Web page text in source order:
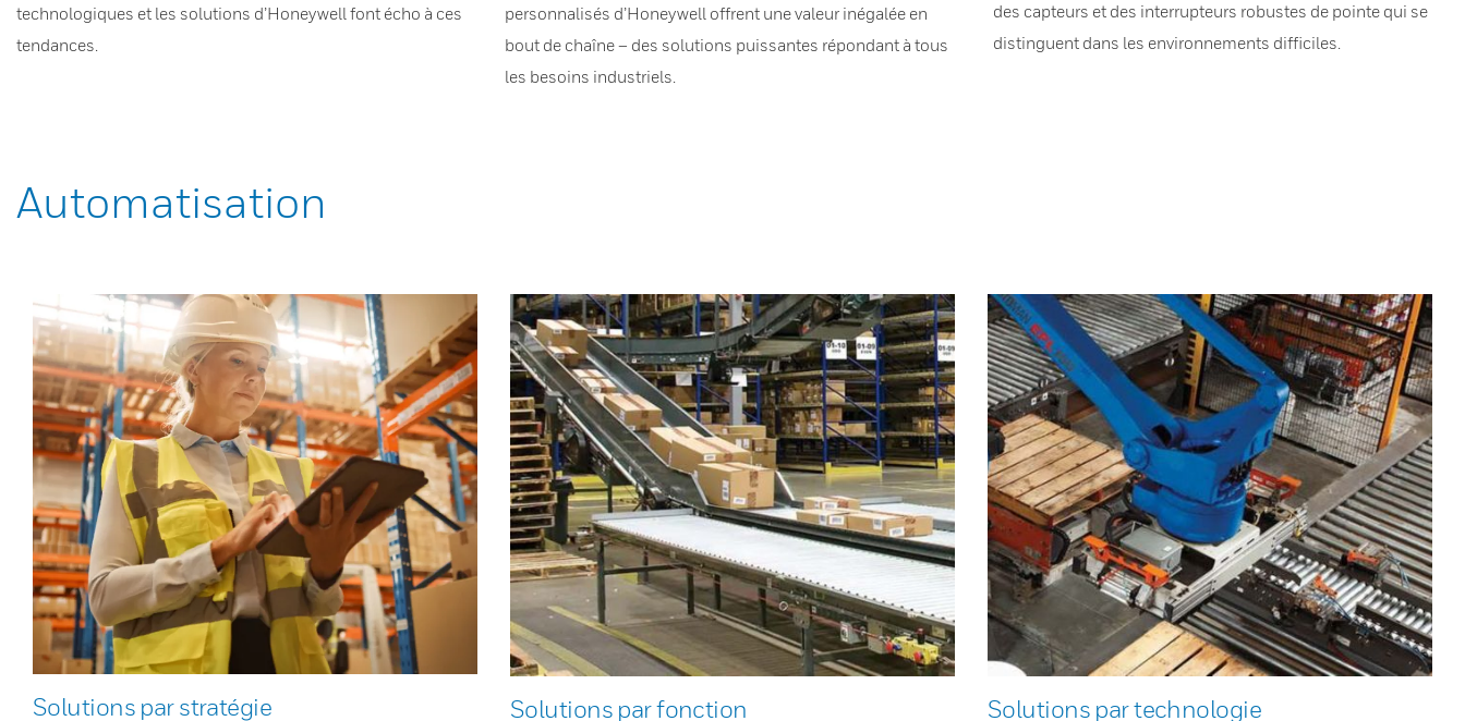
technologiques et les solutions d’Honeywell font écho à ces
tendances.
personnalisés d’Honeywell offrent une valeur inégalée en
bout de chaîne – des solutions puissantes répondant à tous
les besoins industriels.
des capteurs et des interrupteurs robustes de pointe qui se
distinguent dans les environnements difficiles.
Automatisation
Solutions par stratégie Solutions par fonction Solutions par technologie